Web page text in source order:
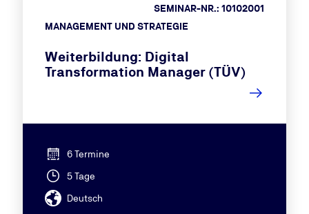
MANAGEMENT UND STRATEGIE
SEMINAR-NR.: 10102001
Weiterbildung: Digital
Transformation Manager (TÜV)
6 Termine
5 Tage
Deutsch